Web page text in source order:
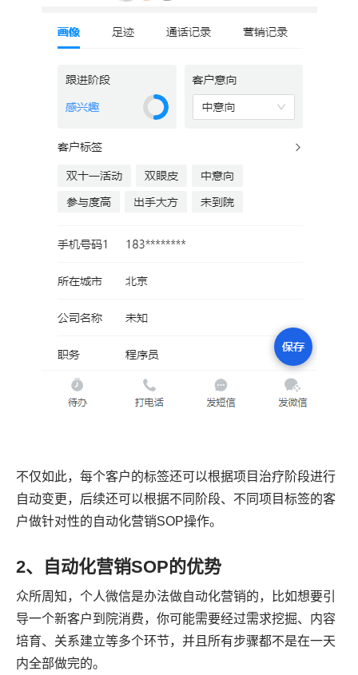
不仅如此，每个客户的标签还可以根据项目治疗阶段进行
自动变更，后续还可以根据不同阶段、不同项目标签的客
户做针对性的自动化营销SOP操作。
2、自动化营销SOP的优势
众所周知，个人微信是办法做自动化营销的，比如想要引
导一个新客户到院消费，你可能需要经过需求挖掘、内容
培育、关系建立等多个环节，并且所有步骤都不是在一天
内全部做完的。